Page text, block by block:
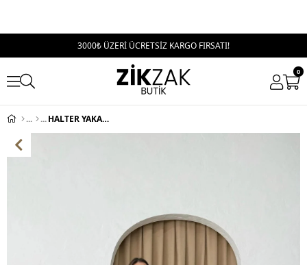
3000₺ ÜZERİ ÜCRETSİZ KARGO FIRSATI!
0
HALTER YAKA BEL KUŞAKLIDESENLİ VİSKON ELBİSE MAVİ